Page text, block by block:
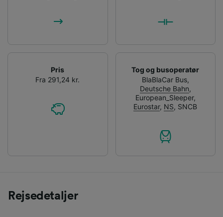
Pris
Fra 291,24 kr.
Tog og busoperatør
BlaBlaCar Bus,
Deutsche Bahn,
European_Sleeper,
Eurostar, NS, SNCB
Rejsedetaljer